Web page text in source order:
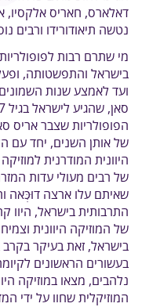
דאלארס, חאריס אלקסיו,
נטשה תיאודורידו ורבים
מי שתרם רבות
בישראל והתפשטותה,
ועד לאמצע שנות
הפופולריות שצבר אריס
של אותן השנים, יחד עם
היוונית המודרנית
של רבים מעולי עדות
שאיתם עלו ארצה דוּכְּאה
התרבותית בישראל,
של המוזיקה היוונית
בישראל, זאת בעיקר
בעשורים הראשונים
נלהבים, מצאו במוזיקה
המוזיקלית שחוו על ידי